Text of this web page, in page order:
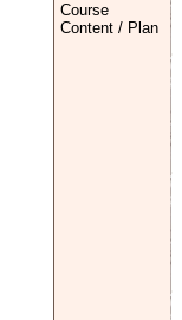
Course
Content / Plan